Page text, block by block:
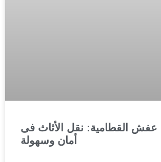
القطامية: نقل الأثاث فى
أمان وسهولة